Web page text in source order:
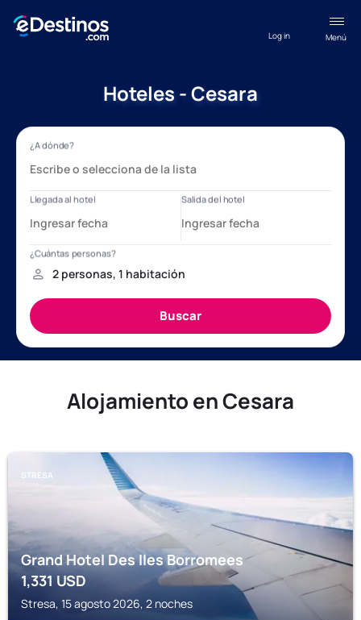
Menú
Log in
Hoteles - Cesara
Alojamiento en Cesara
STRESA
Grand Hotel Des Iles Borromees
1,331USD
Stresa, 15 agosto 2026, 2 noches